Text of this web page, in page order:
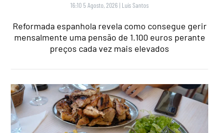
16:10 5 Agosto, 2026 | Luís Santos
Reformada espanhola revela como consegue gerir
mensalmente uma pensão de 1.100 euros perante
preços cada vez mais elevados